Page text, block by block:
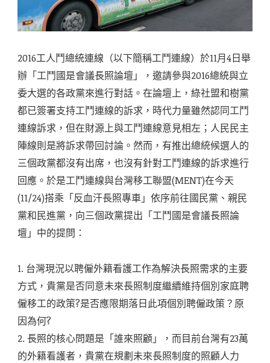
2016工人鬥總統連線（以下簡稱工鬥連線）於11月4日舉
辦「工鬥國是會議長照論壇」，邀請參與2016總統與立
委大選的各政黨來進行對話。在論壇上，綠社盟和樹黨
都已簽署支持工鬥連線的訴求，時代力量雖然認同工鬥
連線訴求，但在財源上與工鬥連線意見相左；人民民主
陣線則是將訴求帶回討論。然而，有推出總統候選人的
三個政黨都沒有出席，也沒有針對工鬥連線的訴求進行
回應。於是工鬥連線與台灣移工聯盟(MENT)在今天
(11/24)搭乘「反血汗長照專車」依序前往國民黨、親民
黨和民進黨，向三個政黨提出「工鬥國是會議長照論
壇」中的提問：
1. 台灣現況以聘僱外籍看護工作為解決長照需求的主要
方式，貴黨是否同意未來長照制度繼續維持個別家庭聘
僱移工的政策?是否應限期落日此項個別聘僱政策？原
因為何?
2. 長照的核心問題是「誰來照顧」，而目前台灣有23萬
的外籍看護者，貴黨在規劃未來長照制度的照顧人力